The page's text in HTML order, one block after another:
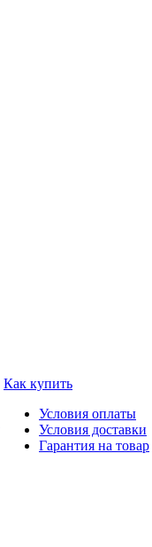
Как купить
Условия оплаты
Условия доставки
Гарантия на товар